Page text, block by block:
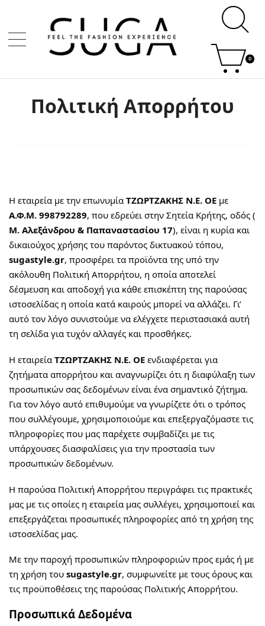
0
Πολιτική Απορρήτου
Η εταιρεία με την επωνυμία ΤΖΩΡΤΖΑΚΗΣ Ν.Ε. ΟΕ με
Α.Φ.Μ. 998792289, που εδρεύει στην Σητεία Κρήτης, οδός (
Μ. Αλεξάνδρου & Παπαναστασίου 17), είναι η κυρία και
δικαιούχος χρήσης του παρόντος δικτυακού τόπου,
sugastyle.gr, προσφέρει τα προϊόντα της υπό την
ακόλουθη Πολιτική Απορρήτου, η οποία αποτελεί
δέσμευση και αποδοχή για κάθε επισκέπτη της παρούσας
ιστοσελίδας η οποία κατά καιρούς μπορεί να αλλάζει. Γι’
αυτό τον λόγο συνιστούμε να ελέγχετε περιστασιακά αυτή
τη σελίδα για τυχόν αλλαγές και προσθήκες.
Η εταιρεία ΤΖΩΡΤΖΑΚΗΣ Ν.Ε. ΟΕ ενδιαφέρεται για
ζητήματα απορρήτου και αναγνωρίζει ότι η διαφύλαξη των
προσωπικών σας δεδομένων είναι ένα σημαντικό ζήτημα.
Για τον λόγο αυτό επιθυμούμε να γνωρίζετε ότι ο τρόπος
που συλλέγουμε, χρησιμοποιούμε και επεξεργαζόμαστε τις
πληροφορίες που μας παρέχετε συμβαδίζει με τις
υπάρχουσες διασφαλίσεις για την προστασία των
προσωπικών δεδομένων.
Η παρούσα Πολιτική Απορρήτου περιγράφει τις πρακτικές
μας με τις οποίες η εταιρεία μας συλλέγει, χρησιμοποιεί και
επεξεργάζεται προσωπικές πληροφορίες από τη χρήση της
ιστοσελίδας μας.
Με την παροχή προσωπικών πληροφοριών προς εμάς ή με
τη χρήση του sugastyle.gr, συμφωνείτε με τους όρους και
τις προϋποθέσεις της παρούσας Πολιτικής Απορρήτου.
Προσωπικά Δεδομένα